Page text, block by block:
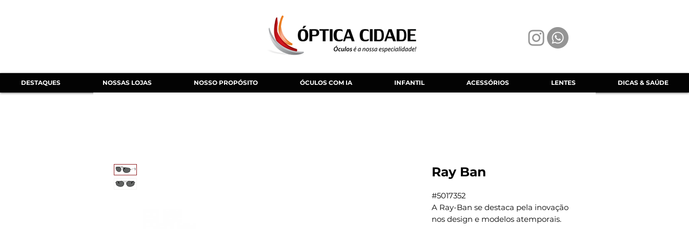
DESTAQUES NOSSAS LOJAS NOSSO PROPÓSITO ÓCULOS COM IA INFANTIL ACESSÓRIOS LENTES DICAS & SAÚDE
Ray Ban
#5017352
A Ray-Ban se destaca pela inovação
nos design e modelos atemporais.